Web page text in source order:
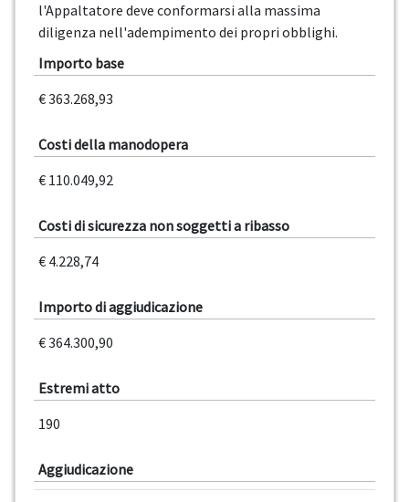
l'Appaltatore deve conformarsi alla massima
diligenza nell'adempimento dei propri obblighi.
Importo base
€ 363.268,93
Costi della manodopera
€ 110.049,92
Costi di sicurezza non soggetti a ribasso
€ 4.228,74
Importo di aggiudicazione
€ 364.300,90
Estremi atto
190
Aggiudicazione